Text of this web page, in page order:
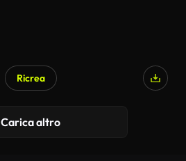
Ricrea
Carica altro